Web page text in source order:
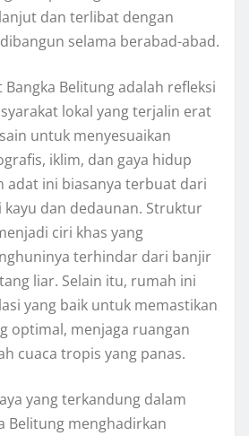
dan terlibat dengan
selama berabad-abad.
Belitung adalah refleksi
lokal yang terjalin erat
untuk menyesuaikan
iklim, dan gaya hidup
adat ini biasanya terbuat dari
dan dedaunan. Struktur
ciri khas yang
terhindar dari banjir
liar. Selain itu, rumah ini
yang baik untuk memastikan
optimal, menjaga ruangan
cuaca tropis yang panas.
yang terkandung dalam
Belitung menghadirkan